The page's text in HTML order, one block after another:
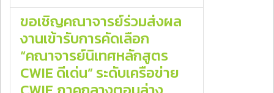
ขอเชิญคณาจารย์ร่วมส่งผล
งานเข้ารับการคัดเลือก
“คณาจารย์นิเทศหลักสูตร
CWIE ดีเด่น” ระดับเครือข่าย